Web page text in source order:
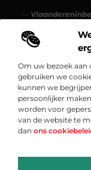
Om uw bezoek aan
gebruiken we
kunnen we
persoonlijker
worden voor
van de website te
dan ons
—
Van starters tot
boeiende content
Onze
Bericht